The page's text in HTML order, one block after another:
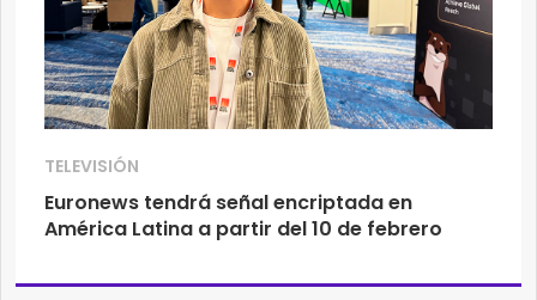
TELEVISIÓN
Euronews tendrá señal encriptada en
América Latina a partir del 10 de febrero